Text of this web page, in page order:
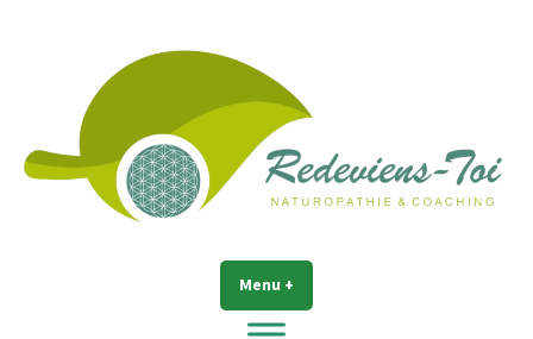
Redeviens-toi Menu +